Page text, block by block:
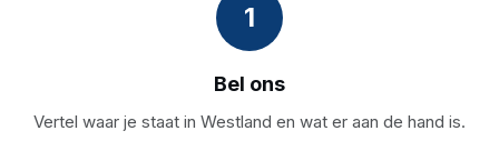
1
Bel ons
Vertel waar je staat in Westland en wat er aan de hand is.